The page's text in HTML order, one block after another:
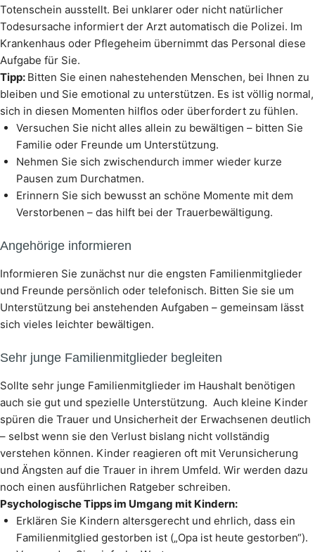
Totenschein ausstellt. Bei unklarer oder nicht natürlicher
Todesursache informiert der Arzt automatisch die Polizei. Im
Krankenhaus oder Pflegeheim übernimmt das Personal diese
Aufgabe für Sie.
Tipp: Bitten Sie einen nahestehenden Menschen, bei Ihnen zu
bleiben und Sie emotional zu unterstützen. Es ist völlig normal,
sich in diesen Momenten hilflos oder überfordert zu fühlen.
Versuchen Sie nicht alles allein zu bewältigen – bitten Sie
Familie oder Freunde um Unterstützung.
Nehmen Sie sich zwischendurch immer wieder kurze
Pausen zum Durchatmen.
Erinnern Sie sich bewusst an schöne Momente mit dem
Verstorbenen – das hilft bei der Trauerbewältigung.
Angehörige informieren
Informieren Sie zunächst nur die engsten Familienmitglieder
und Freunde persönlich oder telefonisch. Bitten Sie sie um
Unterstützung bei anstehenden Aufgaben – gemeinsam lässt
sich vieles leichter bewältigen.
Sehr junge Familienmitglieder begleiten
Sollte sehr junge Familienmitglieder im Haushalt benötigen
auch sie gut und spezielle Unterstützung. Auch kleine Kinder
spüren die Trauer und Unsicherheit der Erwachsenen deutlich
– selbst wenn sie den Verlust bislang nicht vollständig
verstehen können. Kinder reagieren oft mit Verunsicherung
und Ängsten auf die Trauer in ihrem Umfeld. Wir werden dazu
noch einen ausführlichen Ratgeber schreiben.
Psychologische Tipps im Umgang mit Kindern:
Erklären Sie Kindern altersgerecht und ehrlich, dass ein
Familienmitglied gestorben ist („Opa ist heute gestorben“).